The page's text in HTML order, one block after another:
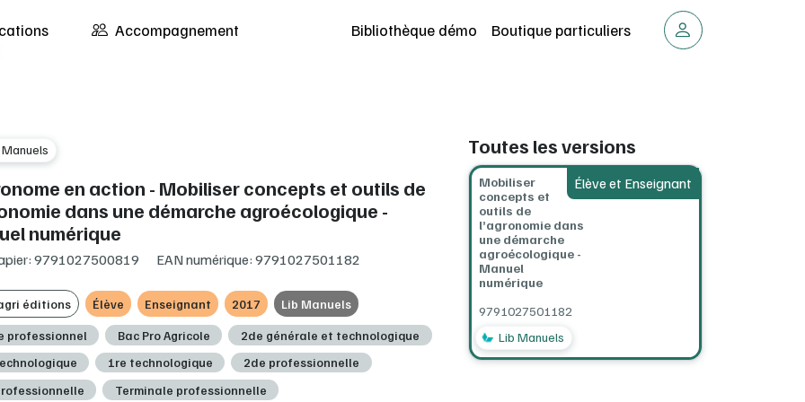
Accompagnement Bibliothèque démo Boutique particuliers
en action - Mobiliser concepts et outils de
dans une démarche agroécologique -
numérique
9791027500819 EAN numérique: 9791027501182
éditions Élève Enseignant 2017 Lib Manuels
professionnel Bac Pro Agricole
2de générale et technologique
1re technologique
2de professionnelle
Terminale professionnelle
Toutes les versions
Élève et Enseignant
Mobiliser
concepts et
outils de
l’agronomie dans
une démarche
agroécologique -
Manuel
numérique
9791027501182
Lib Manuels